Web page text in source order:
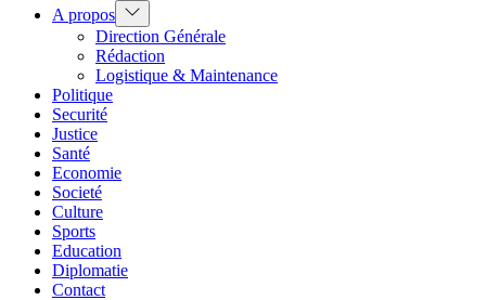
A propos Show
sub
menu
Direction Générale
Rédaction
Logistique & Maintenance
Politique
Securité
Justice
Santé
Economie
Societé
Culture
Sports
Education
Diplomatie
Contact